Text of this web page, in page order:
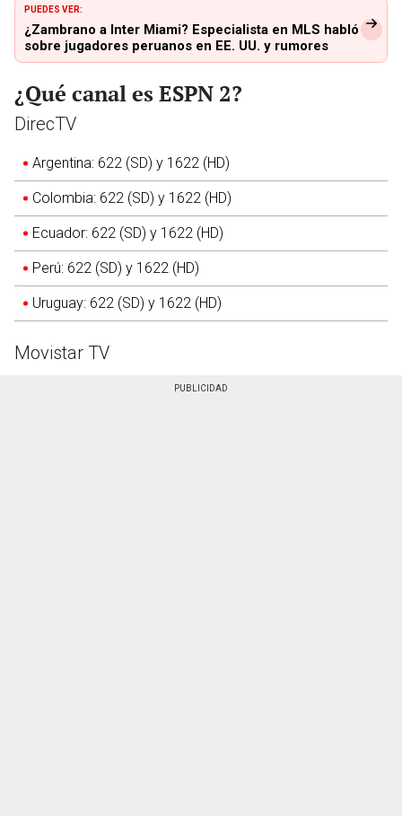
PUEDES VER:
¿Zambrano a Inter Miami? Especialista en MLS habló
sobre jugadores peruanos en EE. UU. y rumores
¿Qué canal es ESPN 2?
DirecTV
Argentina: 622 (SD) y 1622 (HD)
Colombia: 622 (SD) y 1622 (HD)
Ecuador: 622 (SD) y 1622 (HD)
Perú: 622 (SD) y 1622 (HD)
Uruguay: 622 (SD) y 1622 (HD)
Movistar TV